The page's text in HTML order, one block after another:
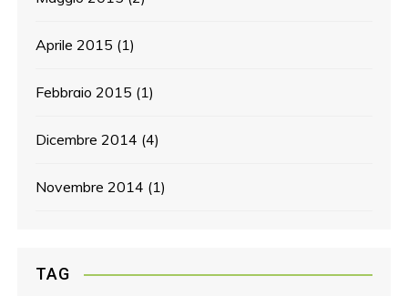
Aprile 2015 (1)
Febbraio 2015 (1)
Dicembre 2014 (4)
Novembre 2014 (1)
TAG